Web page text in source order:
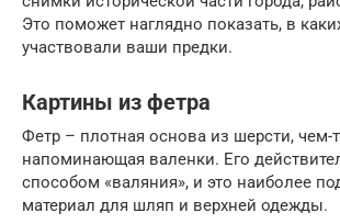
Это поможет наглядно показать, в
участвовали ваши предки.
Картины из фетра
Фетр – плотная основа из шерсти, чем-
напоминающая валенки. Его
способом «валяния», и это наиболее
материал для шляп и верхней одежды.